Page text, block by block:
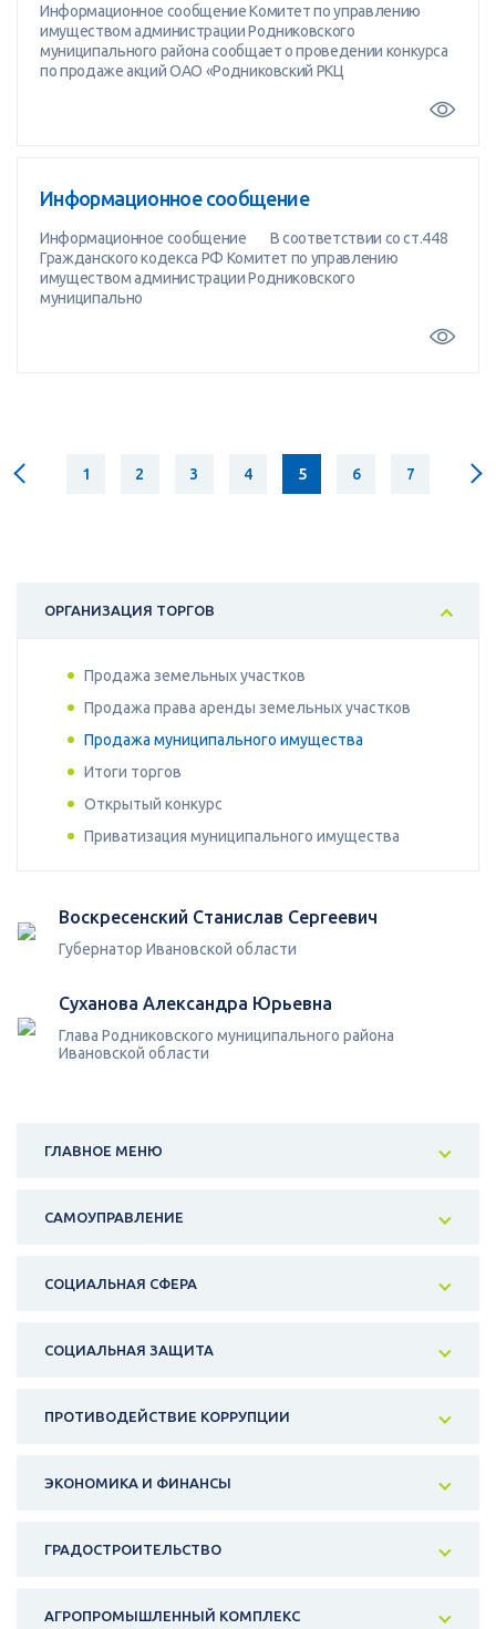
Информационное сообщение Комитет по управлению
имуществом администрации Родниковского
муниципального района сообщает о проведении конкурса
по продаже акций ОАО «Родниковский РКЦ
Информационное сообщение
Информационное сообщение В соответствии со ст.448
Гражданского кодекса РФ Комитет по управлению
имуществом администрации Родниковского
муниципально
1 2 3 4 5 6 7
ОРГАНИЗАЦИЯ ТОРГОВ
Продажа земельных участков
Продажа права аренды земельных участков
Продажа муниципального имущества
Итоги торгов
Открытый конкурс
Приватизация муниципального имущества
Воскресенский Станислав Сергеевич
Губернатор Ивановской области
Суханова Александра Юрьевна
Глава Родниковского муниципального района
Ивановской области
ГЛАВНОЕ МЕНЮ
САМОУПРАВЛЕНИЕ
СОЦИАЛЬНАЯ СФЕРА
СОЦИАЛЬНАЯ ЗАЩИТА
ПРОТИВОДЕЙСТВИЕ КОРРУПЦИИ
ЭКОНОМИКА И ФИНАНСЫ
ГРАДОСТРОИТЕЛЬСТВО
АГРОПРОМЫШЛЕННЫЙ КОМПЛЕКС